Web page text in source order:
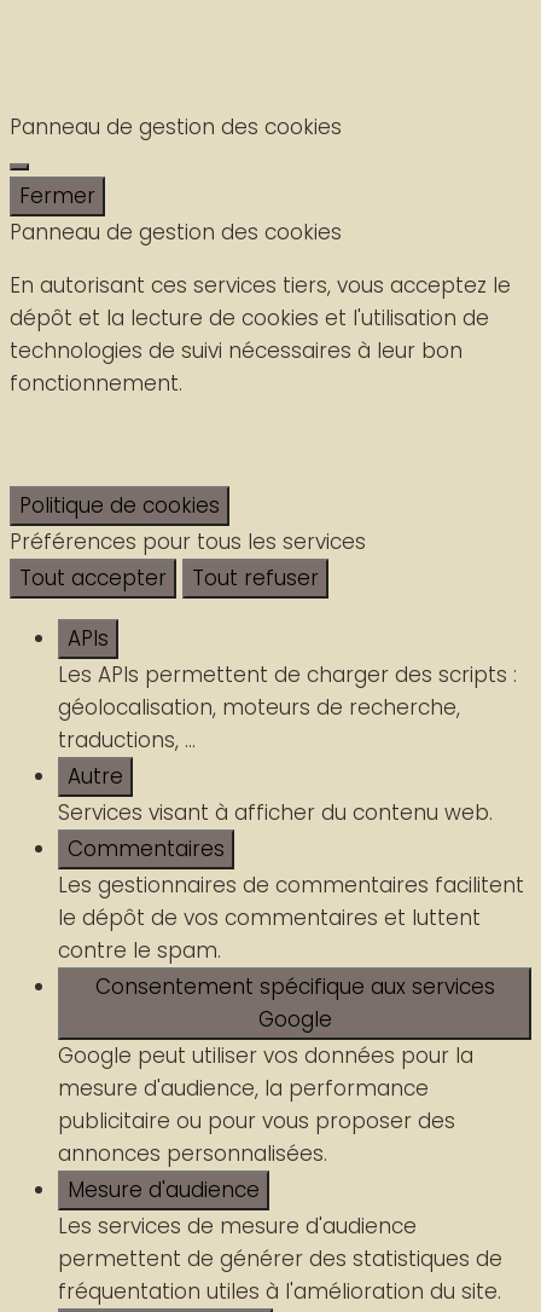
Panneau de gestion des cookies
Fermer
Panneau de gestion des cookies
En autorisant ces services tiers, vous acceptez le
dépôt et la lecture de cookies et l'utilisation de
technologies de suivi nécessaires à leur bon
fonctionnement.
Politique de cookies
Préférences pour tous les services
Tout accepter
Tout refuser
APIs
Les APIs permettent de charger des scripts :
géolocalisation, moteurs de recherche,
traductions, ...
Autre
Services visant à afficher du contenu web.
Commentaires
Les gestionnaires de commentaires facilitent
le dépôt de vos commentaires et luttent
contre le spam.
Consentement spécifique aux services
Google
Google peut utiliser vos données pour la
mesure d'audience, la performance
publicitaire ou pour vous proposer des
annonces personnalisées.
Mesure d'audience
Les services de mesure d'audience
permettent de générer des statistiques de
fréquentation utiles à l'amélioration du site.